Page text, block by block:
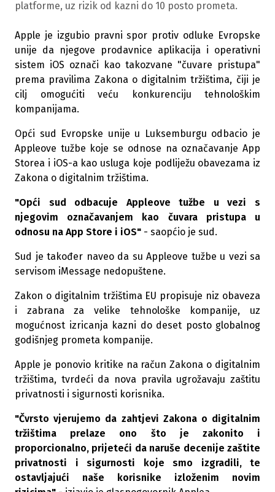
platforme, uz rizik od kazni do 10 posto prometa.
Apple je izgubio pravni spor protiv odluke Evropske
unije da njegove prodavnice aplikacija i operativni
sistem iOS označi kao takozvane "čuvare pristupa"
prema pravilima Zakona o digitalnim tržištima, čiji je
cilj omogućiti veću konkurenciju tehnološkim
kompanijama.
Opći sud Evropske unije u Luksemburgu odbacio je
Appleove tužbe koje se odnose na označavanje App
Storea i iOS-a kao usluga koje podliježu obavezama iz
Zakona o digitalnim tržištima.
"Opći sud odbacuje Appleove tužbe u vezi s
njegovim označavanjem kao čuvara pristupa u
odnosu na App Store i iOS" - saopćio je sud.
Sud je također naveo da su Appleove tužbe u vezi sa
servisom iMessage nedopuštene.
Zakon o digitalnim tržištima EU propisuje niz obaveza
i zabrana za velike tehnološke kompanije, uz
mogućnost izricanja kazni do deset posto globalnog
godišnjeg prometa kompanije.
Apple je ponovio kritike na račun Zakona o digitalnim
tržištima, tvrdeći da nova pravila ugrožavaju zaštitu
privatnosti i sigurnosti korisnika.
"Čvrsto vjerujemo da zahtjevi Zakona o digitalnim
tržištima prelaze ono što je zakonito i
proporcionalno, prijeteći da naruše decenije zaštite
privatnosti i sigurnosti koje smo izgradili, te
ostavljajući naše korisnike izloženim novim